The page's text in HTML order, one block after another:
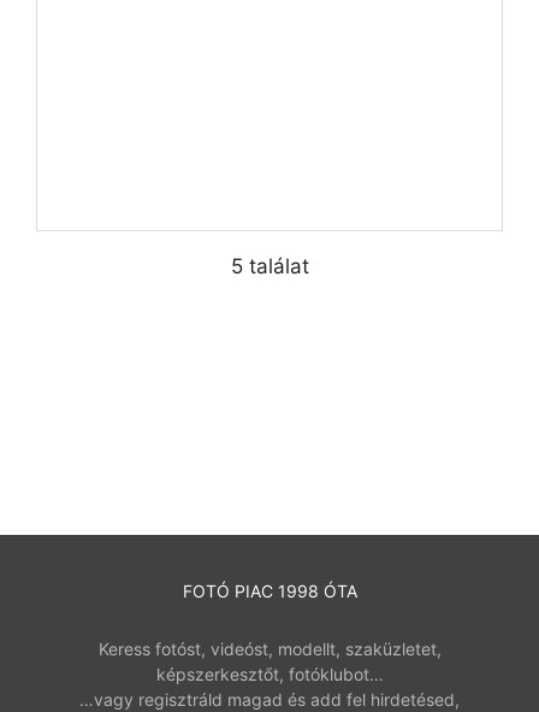
5 találat
FOTÓ PIAC 1998 ÓTA
Keress fotóst, videóst, modellt, szaküzletet,
képszerkesztőt, fotóklubot…
…vagy regisztráld magad és add fel hirdetésed,